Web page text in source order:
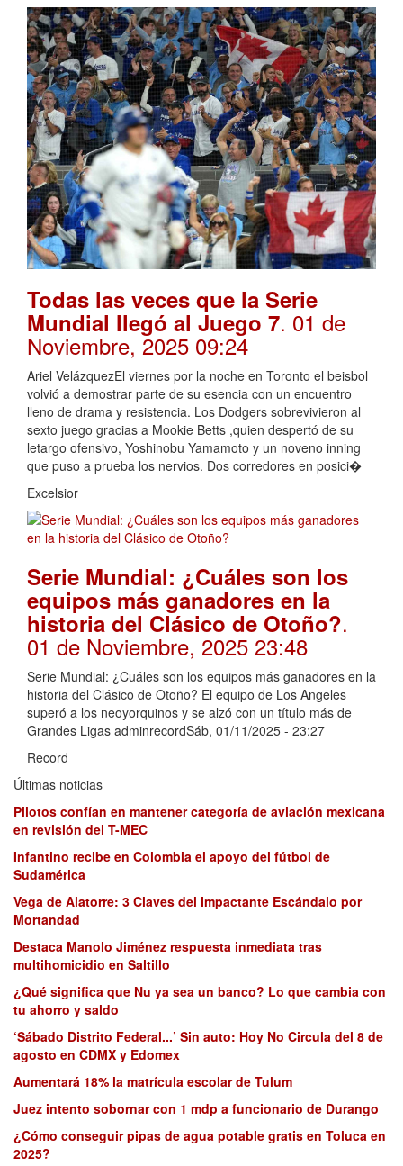
Todas las veces que la Serie
Mundial llegó al Juego 7. 01 de
Noviembre, 2025 09:24
Ariel VelázquezEl viernes por la noche en Toronto el beisbol
volvió a demostrar parte de su esencia con un encuentro
lleno de drama y resistencia. Los Dodgers sobrevivieron al
sexto juego gracias a Mookie Betts ,quien despertó de su
letargo ofensivo, Yoshinobu Yamamoto y un noveno inning
que puso a prueba los nervios. Dos corredores en posici�
Excelsior
Serie Mundial: ¿Cuáles son los
equipos más ganadores en la
historia del Clásico de Otoño?.
01 de Noviembre, 2025 23:48
Serie Mundial: ¿Cuáles son los equipos más ganadores en la
historia del Clásico de Otoño? El equipo de Los Angeles
superó a los neoyorquinos y se alzó con un título más de
Grandes Ligas adminrecordSáb, 01/11/2025 - 23:27
Record
Últimas noticias
Pilotos confían en mantener categoría de aviación mexicana
en revisión del T-MEC
Infantino recibe en Colombia el apoyo del fútbol de
Sudamérica
Vega de Alatorre: 3 Claves del Impactante Escándalo por
Mortandad
Destaca Manolo Jiménez respuesta inmediata tras
multihomicidio en Saltillo
¿Qué significa que Nu ya sea un banco? Lo que cambia con
tu ahorro y saldo
‘Sábado Distrito Federal...’ Sin auto: Hoy No Circula del 8 de
agosto en CDMX y Edomex
Aumentará 18% la matrícula escolar de Tulum
Juez intento sobornar con 1 mdp a funcionario de Durango
¿Cómo conseguir pipas de agua potable gratis en Toluca en
2025?